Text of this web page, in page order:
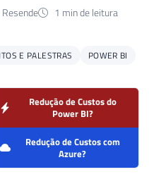
1 min de leitura
E PALESTRAS POWER BI
Redução de Custos do
Power BI?
Redução de Custos com
Azure?